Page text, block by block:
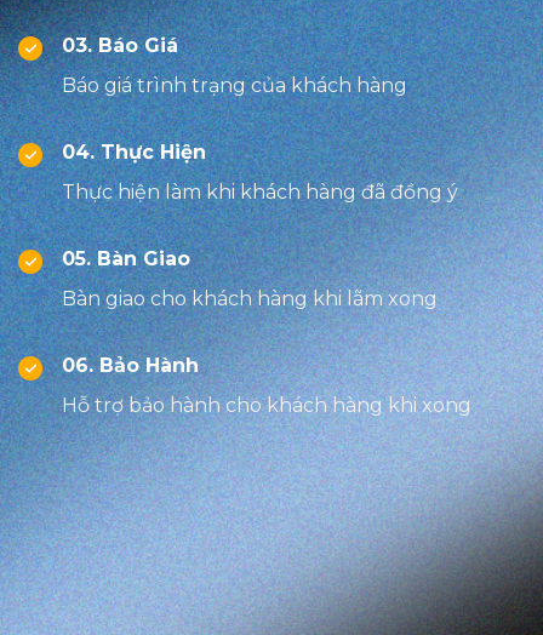
03. Báo Giá
Báo giá trình trạng của khách hàng
04. Thực Hiện
Thực hiện làm khi khách hàng đã đồng ý
05. Bàn Giao
Bàn giao cho khách hàng khi lãm xong
06. Bảo Hành
Hỗ trợ bảo hành cho khách hàng khi xong